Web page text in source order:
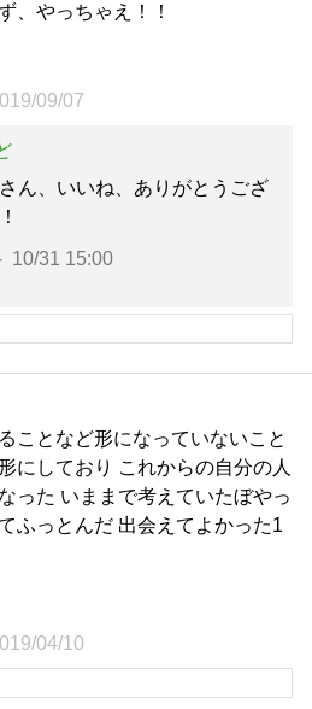
、やっちゃえ！！
09/07
ん、いいね、ありがとうござ
10/31 15:00
ことなど形になっていないこと
にしており これからの自分の人
った いままで考えていたぼやっ
ふっとんだ 出会えてよかった1
04/10